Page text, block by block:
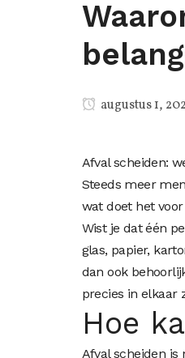
augustus 1,
Afval scheiden:
Steeds meer
wat doet het
Wist je dat één
glas, papier,
dan ook
precies in elkaar
Hoe
Afval scheiden is